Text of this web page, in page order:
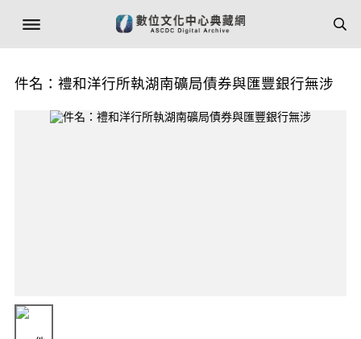
件名：禮和洋行所執湖南礦局債券與匯豐銀行無涉